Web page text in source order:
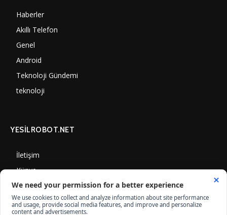
Haberler
Akıllı Telefon
Genel
Android
Teknoloji Gündemi
teknoloji
YESİLROBOT.NET
İletişim
Künye
Gizlilik Politikası
Çerez Kullanımı